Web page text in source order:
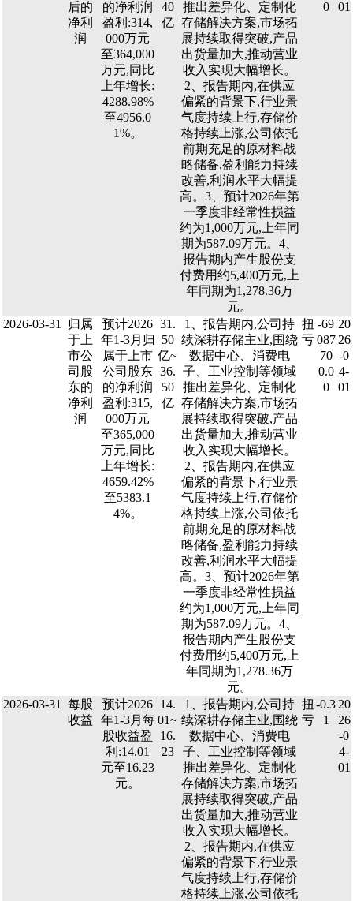
后的
净利
润
的净利润
盈利:314,
000万元
至364,000
万元,同比
上年增长:
4288.98%
至4956.0
1%。
40
亿
推出差异化、定制化
存储解决方案,市场拓
展持续取得突破,产品
出货量加大,推动营业
收入实现大幅增长。
2、报告期内,在供应
偏紧的背景下,行业景
气度持续上行,存储价
格持续上涨,公司依托
前期充足的原材料战
略储备,盈利能力持续
改善,利润水平大幅提
高。3、预计2026年第
一季度非经常性损益
约为1,000万元,上年同
期为587.09万元。4、
报告期内产生股份支
付费用约5,400万元,上
年同期为1,278.36万
元。
0 01
2026-03-31
归属
于上
市公
司股
东的
净利
润
预计2026
年1-3月归
属于上市
公司股东
的净利润
盈利:315,
000万元
至365,000
万元,同比
上年增长:
4659.42%
至5383.1
4%。
31.
50
亿~
36.
50
亿
1、报告期内,公司持
续深耕存储主业,围绕
数据中心、消费电
子、工业控制等领域
推出差异化、定制化
存储解决方案,市场拓
展持续取得突破,产品
出货量加大,推动营业
收入实现大幅增长。
2、报告期内,在供应
偏紧的背景下,行业景
气度持续上行,存储价
格持续上涨,公司依托
前期充足的原材料战
略储备,盈利能力持续
改善,利润水平大幅提
高。3、预计2026年第
一季度非经常性损益
约为1,000万元,上年同
期为587.09万元。4、
报告期内产生股份支
付费用约5,400万元,上
年同期为1,278.36万
元。
扭
亏
-69
087
70
0.0
0
20
26
-0
4-
01
2026-03-31
每股
收益
预计2026
年1-3月每
股收益盈
利:14.01
元至16.23
元。
14.
01~
16.
23
1、报告期内,公司持
续深耕存储主业,围绕
数据中心、消费电
子、工业控制等领域
推出差异化、定制化
存储解决方案,市场拓
展持续取得突破,产品
出货量加大,推动营业
收入实现大幅增长。
2、报告期内,在供应
偏紧的背景下,行业景
气度持续上行,存储价
格持续上涨,公司依托
扭
亏
-0.3
1
20
26
-0
4-
01